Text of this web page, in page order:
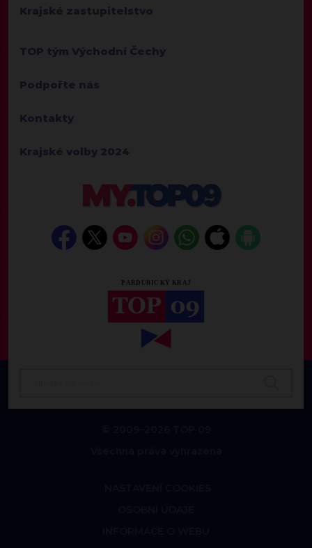
Krajské zastupitelstvo
TOP tým Východní Čechy
Podpořte nás
Kontakty
Krajské volby 2024